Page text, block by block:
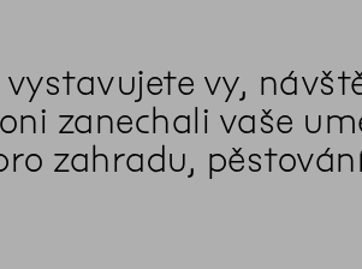
vy,
zanechali vaše
zahradu,